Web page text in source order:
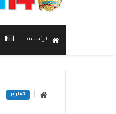
الرئيسية
تقارير